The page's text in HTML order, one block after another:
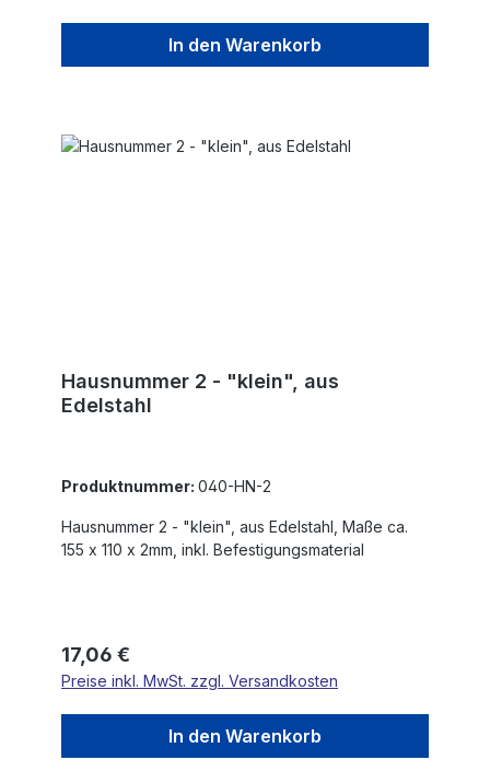
In den Warenkorb
Hausnummer 2 - "klein", aus
Edelstahl
Produktnummer: 040-HN-2
Hausnummer 2 - "klein", aus Edelstahl, Maße ca.
155 x 110 x 2mm, inkl. Befestigungsmaterial
Regulärer Preis:
17,06 €
Preise inkl. MwSt. zzgl. Versandkosten
In den Warenkorb